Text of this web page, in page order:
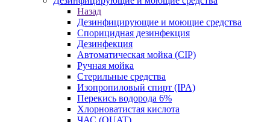
Назад
Дезинфицирующие и моющие средства
Спорицидная дезинфекция
Дезинфекция
Автоматическая мойка (CIP)
Ручная мойка
Стерильные средства
Изопропиловый спирт (IPA)
Перекись водорода 6%
Хлорноватистая кислота
ЧАС (QUAT)